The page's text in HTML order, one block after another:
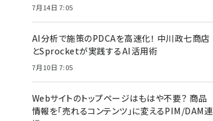
7月14日 7:05
AI分析で施策のPDCAを高速化！ 中川政七商店
とSprocketが実践するAI活用術
7月10日 7:05
Webサイトのトップページはもはや不要？ 商品
情報を「売れるコンテンツ」に変えるPIM/DAM連